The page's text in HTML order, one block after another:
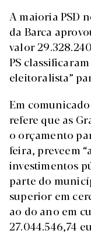
A maioria PSD
da Barca
valor
PS
eleitoralista”
Em
refere que as
o orçamento
feira, preveem
investimentos
parte do
superior em
ao do ano em
27.044.546,74